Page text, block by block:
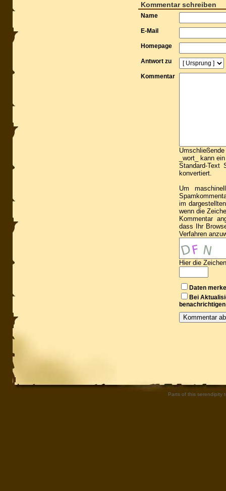
Kommentar schreiben
Name
E-Mail
Homepage
Antwort zu
Kommentar
_wort_ kann
Standard-Text
konvertiert.
Um
im
wenn die
Kommentar
dass Ihr
Verfahren
Hier die
Daten
Bei
benachrichtigen
Parts of this serendipity